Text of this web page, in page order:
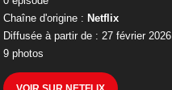
Chaîne d'origine : Netflix
Diffusée à partir de : 27 février 2026
9 photos